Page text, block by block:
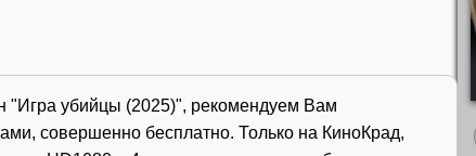
"Игра убийцы (2025)", рекомендуем Вам
совершенно бесплатно. Только на КиноКрад,